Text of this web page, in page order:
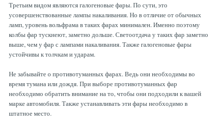
Третьим видом являются галогеновые фары. По сути, это
усовершенствованные лампы накаливания. Но в отличие от обычных
ламп, уровень вольфрама в таких фарах минимален. Именно поэтому
колбы фар тускнеют, заметно дольше. Светоотдача у таких фар заметно
выше, чем у фар с лампами накаливания. Также галогеновые фары
устойчивы к толчкам и ударам.
Не забывайте о противотуманных фарах. Ведь они необходимы во
время тумана или дождя. При выборе противотуманных фар
необходимо обратить внимание на то, чтобы они подходили к вашей
марке автомобиля. Также устанавливать эти фары необходимо в
штатное место.